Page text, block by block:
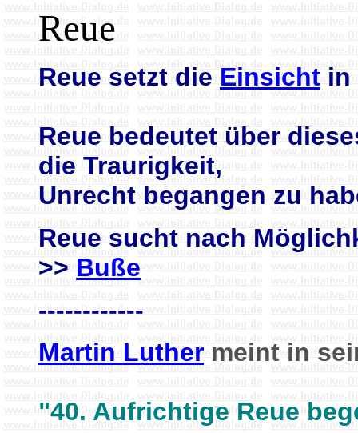
Reue
Reue setzt die Einsicht
Reue bedeutet über
die Traurigkeit,
Unrecht begangen zu
Reue sucht nach
>> Buße
------------
Martin Luther meint in
"40. Aufrichtige Reue